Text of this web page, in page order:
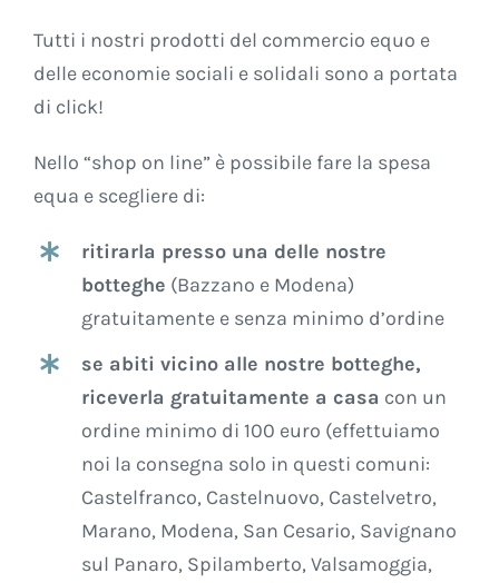
Tutti i nostri prodotti del commercio equo e
delle economie sociali e solidali sono a portata
di click!
Nello “shop on line” è possibile fare la spesa
equa e scegliere di:
ritirarla presso una delle nostre
botteghe (Bazzano e Modena)
gratuitamente e senza minimo d’ordine
se abiti vicino alle nostre botteghe,
riceverla gratuitamente a casa con un
ordine minimo di 100 euro (effettuiamo
noi la consegna solo in questi comuni:
Castelfranco, Castelnuovo, Castelvetro,
Marano, Modena, San Cesario, Savignano
sul Panaro, Spilamberto, Valsamoggia,